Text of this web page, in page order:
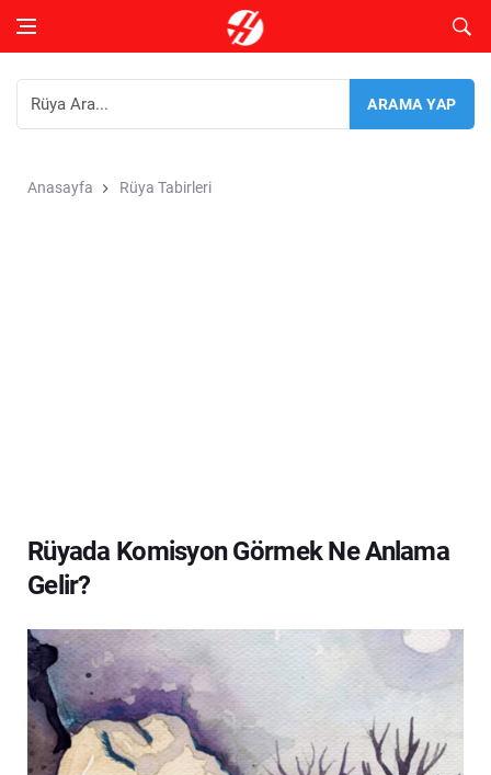
Anasayfa Rüya Tabirleri
Rüyada Komisyon Görmek Ne Anlama
Gelir?